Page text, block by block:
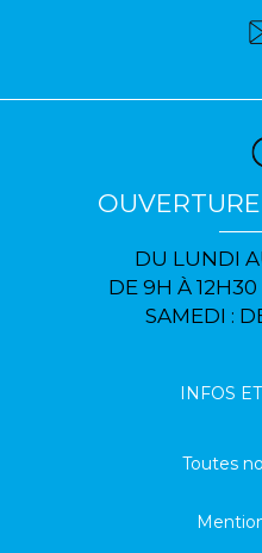
DU LUNDI
DE 9H À 12H30
SAMEDI :
INFOS
Toutes